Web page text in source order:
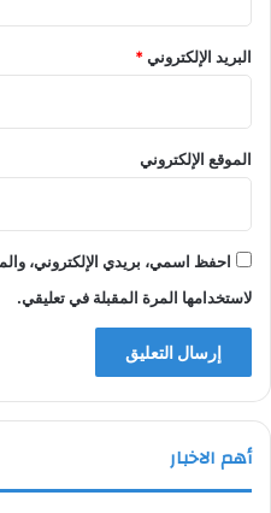
البريد الإلكتروني*
الموقع الإلكتروني
احفظ اسمي، بريدي الإلكتروني،
لاستخدامها المرة المقبلة في تعليقي.
أهم الاخبار